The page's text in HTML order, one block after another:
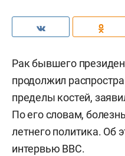
Рак бывшего
продолжил
пределы костей,
По его словам,
летнего политика. Об
интервью BBC.